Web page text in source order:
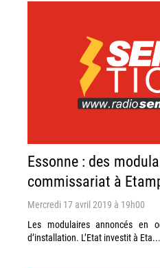
Essonne : des
commissariat à
Mercredi 17 avril 2019 à 19h00
Les modulaires annoncés en
d’installation. L’Etat investit à Eta...